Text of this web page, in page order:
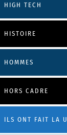
HIGH TECH
HISTOIRE
HOMMES
HORS CADRE
ILS ONT FAIT LA